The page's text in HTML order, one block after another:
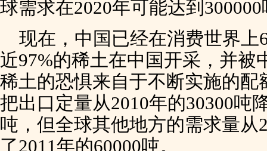
球需求在2020年可能达到
现在，中国已经在消费世界上
近97%的稀土在中国开采，并被
稀土的恐惧来自于不断实施的
把出口定量从2010年的30300吨
吨，但全球其他地方的需求量从
了2011年的60000吨。